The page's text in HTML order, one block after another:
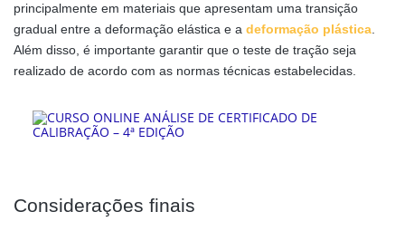
principalmente em materiais que apresentam uma transição
gradual entre a deformação elástica e a deformação plástica.
Além disso, é importante garantir que o teste de tração seja
realizado de acordo com as normas técnicas estabelecidas.
Considerações finais